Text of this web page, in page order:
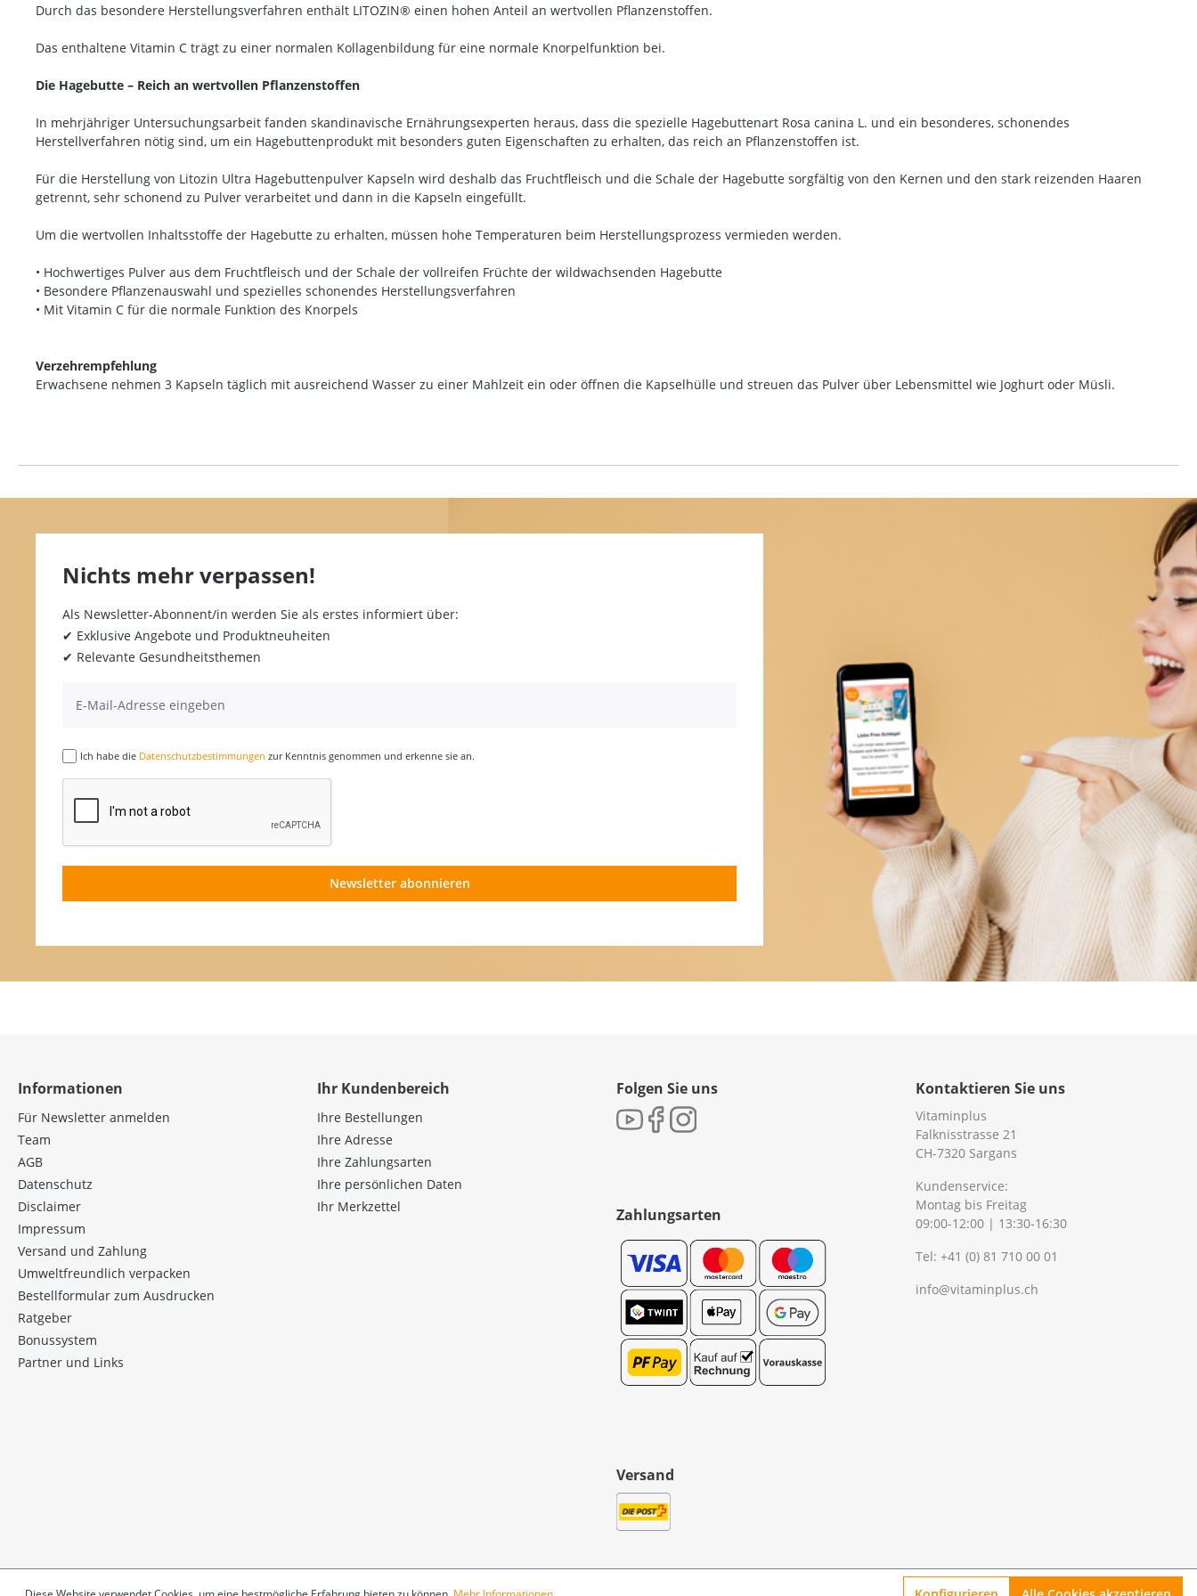
Durch das besondere Herstellungsverfahren enthält LITOZIN® einen hohen Anteil an wertvollen Pflanzenstoffen.
Das enthaltene Vitamin C trägt zu einer normalen Kollagenbildung für eine normale Knorpelfunktion bei.
Die Hagebutte – Reich an wertvollen Pflanzenstoffen
In mehrjähriger Untersuchungsarbeit fanden skandinavische Ernährungsexperten heraus, dass die spezielle Hagebuttenart Rosa canina L. und ein besonderes, schonendes
Herstellverfahren nötig sind, um ein Hagebuttenprodukt mit besonders guten Eigenschaften zu erhalten, das reich an Pflanzenstoffen ist.
Für die Herstellung von Litozin Ultra Hagebuttenpulver Kapseln wird deshalb das Fruchtfleisch und die Schale der Hagebutte sorgfältig von den Kernen und den stark reizenden Haaren
getrennt, sehr schonend zu Pulver verarbeitet und dann in die Kapseln eingefüllt.
Um die wertvollen Inhaltsstoffe der Hagebutte zu erhalten, müssen hohe Temperaturen beim Herstellungsprozess vermieden werden.
• Hochwertiges Pulver aus dem Fruchtfleisch und der Schale der vollreifen Früchte der wildwachsenden Hagebutte
• Besondere Pflanzenauswahl und spezielles schonendes Herstellungsverfahren
• Mit Vitamin C für die normale Funktion des Knorpels
Verzehrempfehlung
Erwachsene nehmen 3 Kapseln täglich mit ausreichend Wasser zu einer Mahlzeit ein oder öffnen die Kapselhülle und streuen das Pulver über Lebensmittel wie Joghurt oder Müsli.
Nichts mehr verpassen!
Als Newsletter-Abonnent/in werden Sie als erstes informiert über:
✔ Exklusive Angebote und Produktneuheiten
✔ Relevante Gesundheitsthemen
Ich habe die Datenschutzbestimmungen zur Kenntnis genommen und erkenne sie an.
Newsletter abonnieren
Informationen
Für Newsletter anmelden
Team
AGB
Datenschutz
Disclaimer
Impressum
Versand und Zahlung
Umweltfreundlich verpacken
Bestellformular zum Ausdrucken
Ratgeber
Bonussystem
Partner und Links
Ihr Kundenbereich
Ihre Bestellungen
Ihre Adresse
Ihre Zahlungsarten
Ihre persönlichen Daten
Ihr Merkzettel
Folgen Sie uns
Zahlungsarten
Versand
Kontaktieren Sie uns
Vitaminplus
Falknisstrasse 21
CH-7320 Sargans
Kundenservice:
Montag bis Freitag
09:00-12:00 | 13:30-16:30
Tel: +41 (0) 81 710 00 01
info@vitaminplus.ch